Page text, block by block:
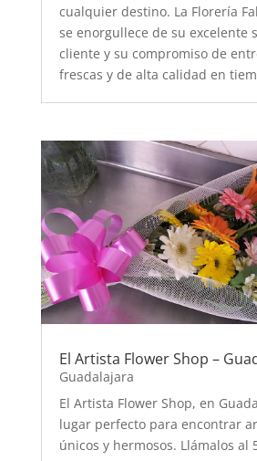
cualquier destino. La Florería
se enorgullece de su excelente
cliente y su compromiso de
frescas y de alta calidad en
El Artista Flower Shop –
Guadalajara
El Artista Flower Shop, en
lugar perfecto para encontrar
únicos y hermosos. Llámalos al